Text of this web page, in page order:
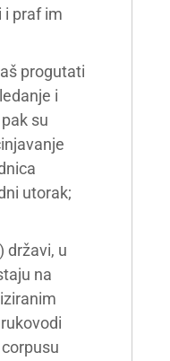
i praf im
progutati
i
su
utorak;
državi, u
na